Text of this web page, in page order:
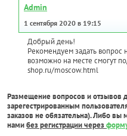
Admin
1 сентября 2020 в 19:15
Добрый день!
Рекомендуем задать
возможно на месте смогут
shop.ru/moscow.html
Размещение вопросов и отзывов
зарегестрированным
заказов не обязательна). Либо вы
намибез регистрации через